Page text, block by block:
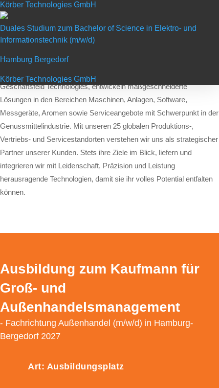
Körber Technologies GmbH
Duales Studium zum Bachelor of Science in Elektro- und
Informationstechnik (m/w/d)
Hamburg Bergedorf
Körber Technologies GmbH
Die Körber Technologies GmbH ist die Führungsgesellschaft des
Körber-Geschäftsfelds Technologies. Körber ist ein internationaler
Technologiekonzern, der weltweit rund 13.000 Mitarbeiter an mehr
als 100 Standorten beschäftigt. Der Körber-Konzern bietet in den
Geschäftsfeldern Pharma, Supply Chain und Technologies Produkte,
Geschäftsfeld Technologies, entwickeln maßgeschneiderte
Lösungen in den Bereichen Maschinen, Anlagen, Software,
Messgeräte, Aromen sowie Serviceangebote mit Schwerpunkt in der
Genussmittelindustrie. Mit unseren 25 globalen Produktions-,
Vertriebs- und Servicestandorten verstehen wir uns als strategischer
Partner unserer Kunden. Stets ihre Ziele im Blick, liefern und
integrieren wir mit Leidenschaft, Präzision und Leistung
herausragende Technologien, damit sie ihr volles Potential entfalten
können.
Ausbildung zum Kaufmann für
Groß- und
Außenhandelsmanagement
- Fachrichtung Außenhandel (m/w/d) in Hamburg-
Bergedorf 2027
Art: Ausbildungsplatz